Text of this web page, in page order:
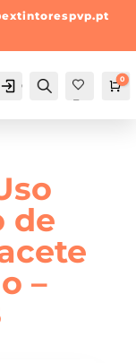
Conta
Pesquisa
Fav
0
de
–